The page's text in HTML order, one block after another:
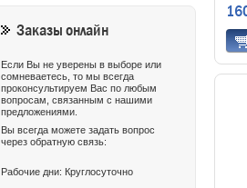
Но
по
и,
Заказы онлайн
Если Вы не уверены в выборе или
сомневаетесь, то мы всегда
проконсультируем Вас по любым
вопросам, связанным с нашими
предложениями.
Вы всегда можете задать вопрос
через обратную связь:
Рабочие дни: Круглосуточно